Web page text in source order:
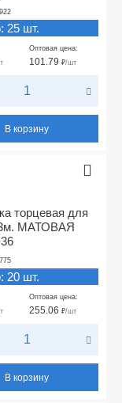
25 шт.
Оптовая цена:
101.79 ₽/шт
В корзину
торцевая для
МАТОВАЯ
20 шт.
Оптовая цена:
255.06 ₽/шт
В корзину